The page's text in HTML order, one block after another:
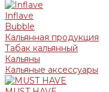
Inflave
Bubble
Кальянная продукция
Табак кальянный
Кальяны
Кальяные аксессуары